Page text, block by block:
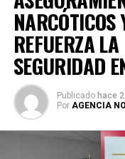
La coordinación
REFUERZA
SEGURIDAD
Publicado hace
Por AGENCIA